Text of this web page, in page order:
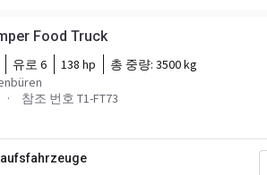
Food Truck
유로 6 138 hp 총 중량: 3500 kg
참조 번호 T1-FT73